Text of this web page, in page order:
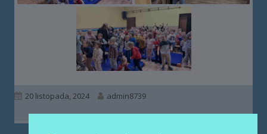
Opublikowano
20 listopada, 2024 Autor
admin8739